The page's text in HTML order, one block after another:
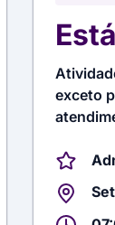
exceto